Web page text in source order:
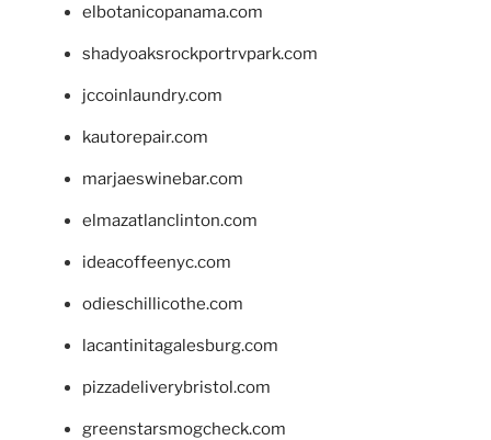
elbotanicopanama.com
shadyoaksrockportrvpark.com
jccoinlaundry.com
kautorepair.com
marjaeswinebar.com
elmazatlanclinton.com
ideacoffeenyc.com
odieschillicothe.com
lacantinitagalesburg.com
pizzadeliverybristol.com
greenstarsmogcheck.com